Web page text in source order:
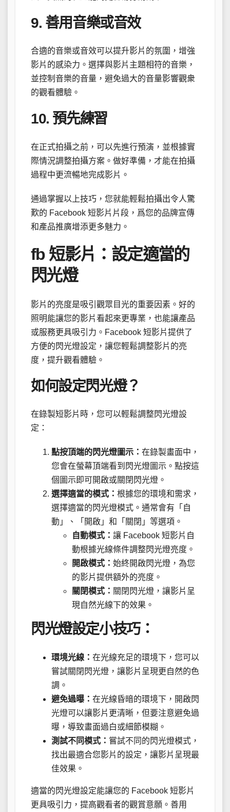
9. 善用音樂或音效
合適的音樂或音效可以提升影片的氛圍，增強
影片的感染力。選擇與影片主題相符的音樂，
並控制音樂的音量，避免過大的音量影響觀衆
的觀看體驗。
10. 預先練習
在正式拍攝之前，可以先進行預演，並根據實
際情況調整拍攝方案。做好準備，才能在拍攝
過程中更流暢地完成影片。
通過掌握以上技巧，您就能輕鬆拍攝出令人驚
歎的 Facebook 短影片片段，爲您的品牌宣傳
和產品推廣增添更多魅力。
fb 短影片：設定適當的
閃光燈
影片的亮度是吸引觀眾目光的重要因素。好的
照明能讓您的影片看起來更專業，也能讓產品
或服務更具吸引力。Facebook 短影片提供了
方便的閃光燈設定，讓您輕鬆調整影片的亮
度，提升觀看體驗。
如何設定閃光燈？
在錄製短影片時，您可以輕鬆調整閃光燈設
定：
點按頂端的閃光燈圖示： 在錄製畫面中，
您會在螢幕頂端看到閃光燈圖示。點按這
個圖示即可開啟或關閉閃光燈。
選擇適當的模式： 根據您的環境和需求，
選擇適當的閃光燈模式。通常會有「自
動」、「開啟」和「關閉」等選項。
自動模式： 讓 Facebook 短影片自
動根據光線條件調整閃光燈亮度。
開啟模式： 始終開啟閃光燈，為您
的影片提供額外的亮度。
關閉模式： 關閉閃光燈，讓影片呈
現自然光線下的效果。
閃光燈設定小技巧：
環境光線： 在光線充足的環境下，您可以
嘗試關閉閃光燈，讓影片呈現更自然的色
調。
避免過曝： 在光線昏暗的環境下，開啟閃
光燈可以讓影片更清晰，但要注意避免過
曝，導致畫面過白或細節模糊。
測試不同模式： 嘗試不同的閃光燈模式，
找出最適合您影片的設定，讓影片呈現最
佳效果。
適當的閃光燈設定能讓您的 Facebook 短影片
更具吸引力，提高觀看者的觀賞意願。善用